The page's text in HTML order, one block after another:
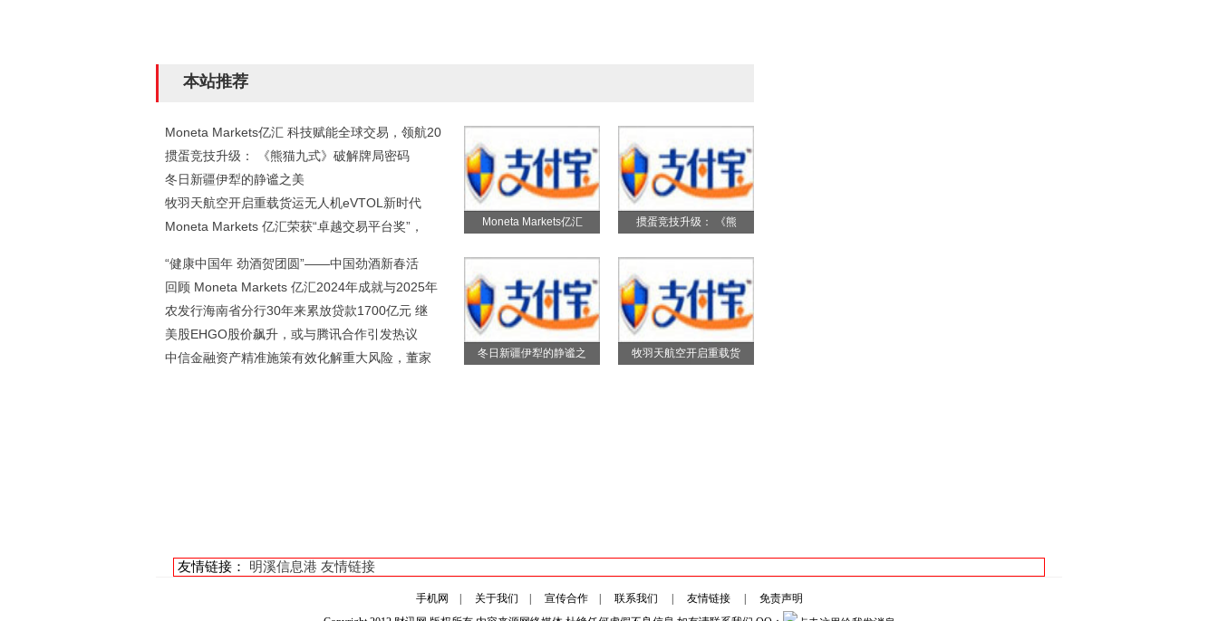
本站推荐
Moneta Markets亿汇 科技赋能全球交易，领航20
掼蛋竞技升级： 《熊猫九式》破解牌局密码
冬日新疆伊犁的静谧之美
牧羽天航空开启重载货运无人机eVTOL新时代
Moneta Markets 亿汇荣获“卓越交易平台奖”，
“健康中国年 劲酒贺团圆”——中国劲酒新春活
回顾 Moneta Markets 亿汇2024年成就与2025年
农发行海南省分行30年来累放贷款1700亿元 继
美股EHGO股价飙升，或与腾讯合作引发热议
中信金融资产精准施策有效化解重大风险，董家
Moneta Markets亿汇 掼蛋竞技升级： 《熊
冬日新疆伊犁的静谧之 牧羽天航空开启重载货
友情链接： 明溪信息港 友情链接
手机网 关于我们 宣传合作| 联系我们 友情链接| 免责声明